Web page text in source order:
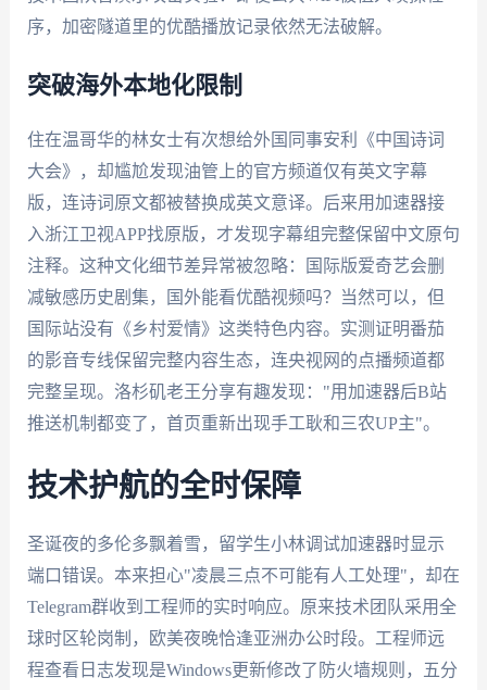
序，加密隧道里的优酷播放记录依然无法破解。
突破海外本地化限制
住在温哥华的林女士有次想给外国同事安利《中国诗词
大会》，却尴尬发现油管上的官方频道仅有英文字幕
版，连诗词原文都被替换成英文意译。后来用加速器接
入浙江卫视APP找原版，才发现字幕组完整保留中文原句
注释。这种文化细节差异常被忽略：国际版爱奇艺会删
减敏感历史剧集，国外能看优酷视频吗？当然可以，但
国际站没有《乡村爱情》这类特色内容。实测证明番茄
的影音专线保留完整内容生态，连央视网的点播频道都
完整呈现。洛杉矶老王分享有趣发现："用加速器后B站
推送机制都变了，首页重新出现手工耿和三农UP主"。
技术护航的全时保障
圣诞夜的多伦多飘着雪，留学生小林调试加速器时显示
端口错误。本来担心"凌晨三点不可能有人工处理"，却在
Telegram群收到工程师的实时响应。原来技术团队采用全
球时区轮岗制，欧美夜晚恰逢亚洲办公时段。工程师远
程查看日志发现是Windows更新修改了防火墙规则，五分